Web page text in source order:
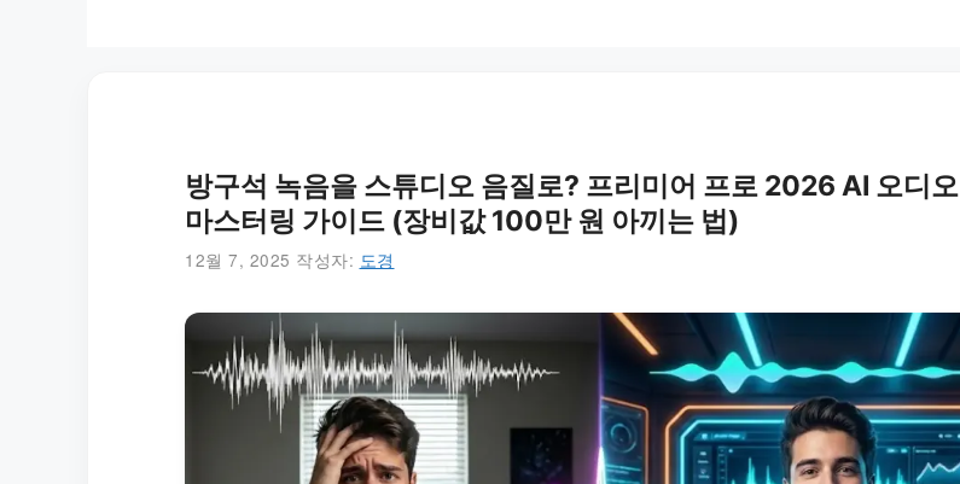
방구석 녹음을 스튜디오 음질로? 프리미어 프로 2026 AI 오디오
마스터링 가이드 (장비값 100만 원 아끼는 법)
12월 7, 2025 작성자: 도경